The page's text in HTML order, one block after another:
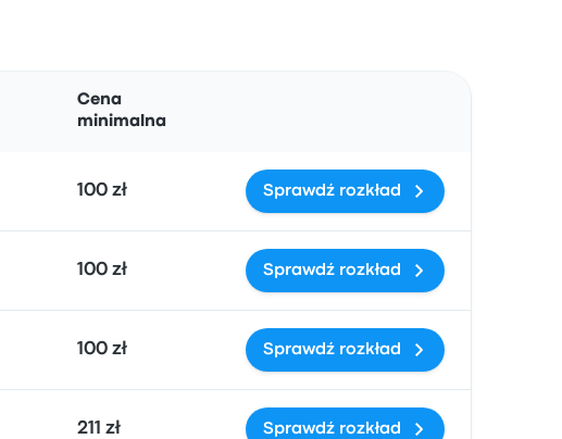
Cena
minimalna
100 zł Sprawdź rozkład
100 zł Sprawdź rozkład
100 zł Sprawdź rozkład
211 zł Sprawdź rozkład